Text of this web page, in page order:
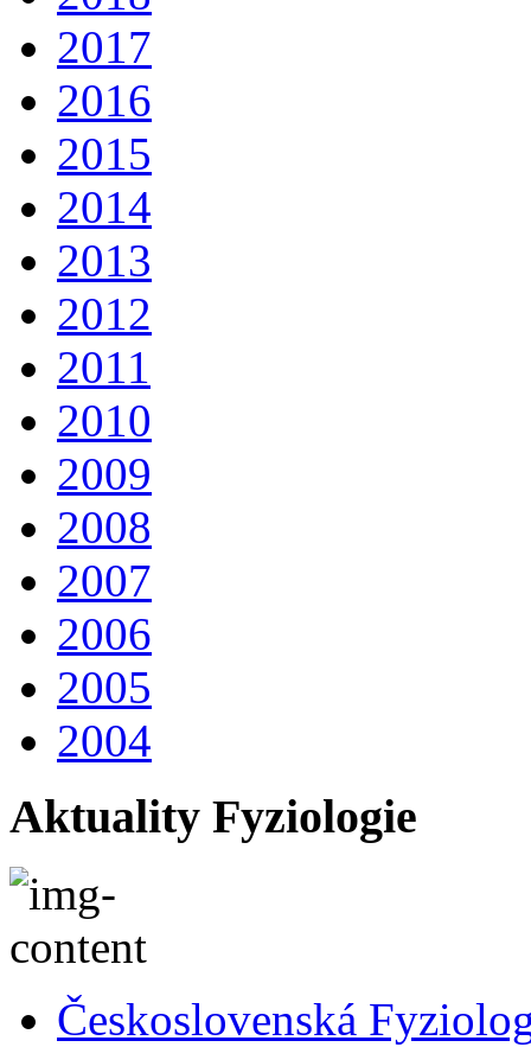
2017
2016
2015
2014
2013
2012
2011
2010
2009
2008
2007
2006
2005
2004
Aktuality Fyziologie
Československá